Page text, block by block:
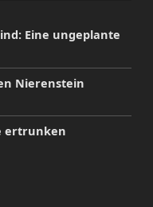
Eine ungeplante
Nierenstein
ertrunken